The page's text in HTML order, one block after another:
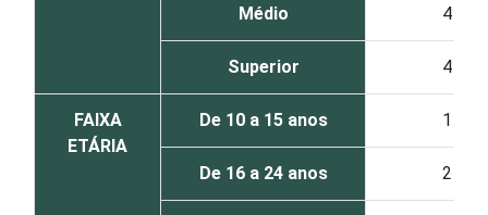
Médio 4
Superior 4
FAIXA
ETÁRIA
De 10 a 15 anos 1
De 16 a 24 anos 2